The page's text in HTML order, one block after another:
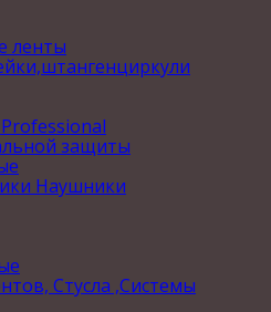
ленты
защиты
Наушники
Стусла ,Системы